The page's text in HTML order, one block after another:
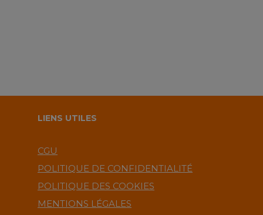
LIENS UTILES
CGU
POLITIQUE DE CONFIDENTIALITÉ
POLITIQUE DES COOKIES
MENTIONS LÉGALES